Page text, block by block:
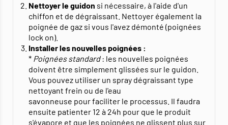
Nettoyer le guidon si nécessaire, à l'aide d'un
chiffon et de dégraissant. Nettoyer également la
poignée de gaz si vous l'avez démonté (poignées
lock on).
Installer les nouvelles poignées :
* Poignées standard: les nouvelles poignées
doivent être simplement glissées sur le guidon.
Vous pouvez utiliser un spray dégraissant type
nettoyant frein ou de l'eau
savonneuse pour faciliter le processus. Il faudra
ensuite patienter 12 à 24h pour que le produit
s'évapore et que les poignées ne glissent plus sur